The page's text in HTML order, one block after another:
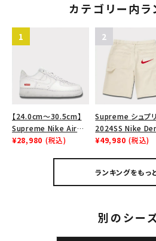
CATEGORY
Tシャツ・ロングスリーブ
パーカー・トレーナー
ジャケット・アウター
キャップ・ハット
カテゴリー内ラ
【24.0cm～30.5cm】
Supreme Nike Air
Force 1 Low シュプリ
¥28,980 (税込)
Supreme シュプ
2024SS Nike
Short ナイキデニ
¥49,980 (税込)
ランキングをもっ
別のシー